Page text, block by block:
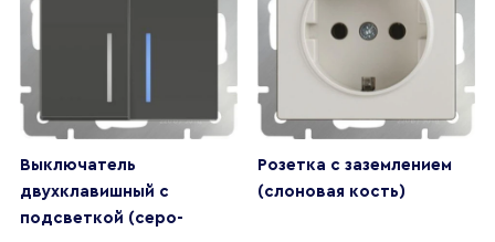
Выключатель
двухклавишный с
подсветкой (серо-
Розетка с заземлением
(слоновая кость)